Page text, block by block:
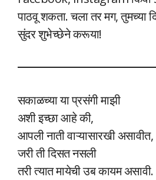
पाठवू शकता. चला तर मग, तुमच्या
सुंदर शुभेच्छेने करूया!
सकाळच्या या प्रसंगी माझी
अशी इच्छा आहे की,
आपली नाती वाऱ्यासारखी असावीत,
जरी ती दिसत नसली
तरी त्यात मायेची उब कायम असावी.